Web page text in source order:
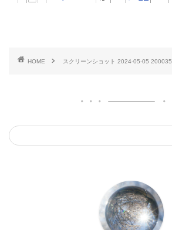
HOME スクリーンショット 2024-05-05 200035